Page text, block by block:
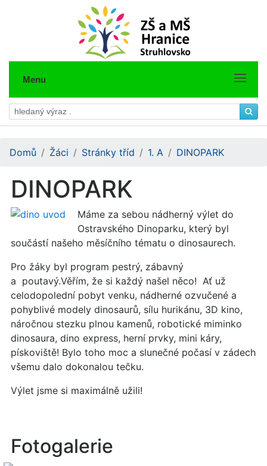
Menu
Domů Žáci Stránky tříd 1. A DINOPARK
DINOPARK
Máme za sebou nádherný výlet do
Ostravského Dinoparku, který byl
součástí našeho měsíčního tématu o dinosaurech.
Pro žáky byl program pestrý, zábavný
a poutavý.Věřím, že si každý našel něco! Ať už
celodopolední pobyt venku, nádherné ozvučené a
pohyblivé modely dinosaurů, sílu hurikánu, 3D kino,
náročnou stezku plnou kamenů, robotické miminko
dinosaura, dino express, herní prvky, mini káry,
pískoviště! Bylo toho moc a slunečné počasí v zádech
všemu dalo dokonalou tečku.
Výlet jsme si maximálně užili!
Fotogalerie